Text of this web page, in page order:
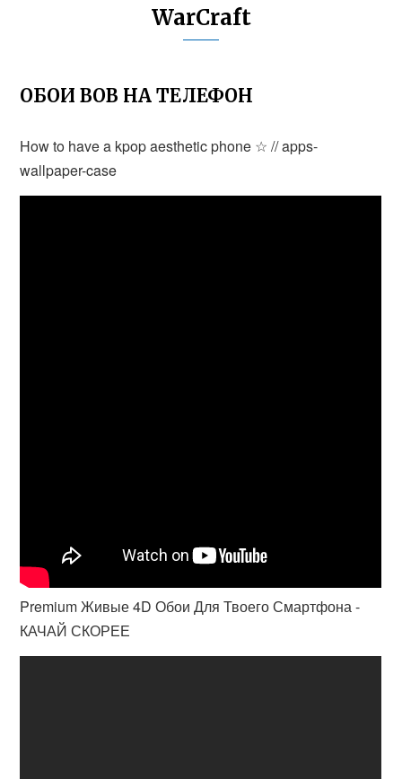
WarCraft
ОБОИ ВОВ НА ТЕЛЕФОН
How to have a kpop aesthetic phone ☆ // apps-
wallpaper-case
Premium Живые 4D Обои Для Твоего Смартфона -
КАЧАЙ СКОРЕЕ